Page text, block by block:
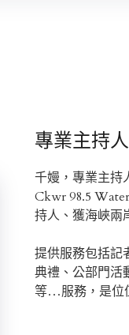
專業主持
千嫚，專業主持
Ckwr 98.5
持人、獲海峽兩
提供服務包括記
典禮、公部門活
等…服務，是位